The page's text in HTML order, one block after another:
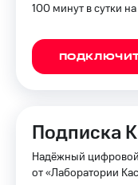
100 минут в сутки
Подписка
Надёжный
от «Лаборатории